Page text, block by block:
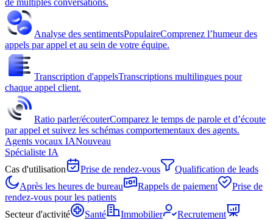
de multiples conversations.
Analyse des sentimentsPopulaireComprenez l’humeur des
appels par appel et au sein de votre équipe.
Transcription d'appelsTranscriptions multilingues pour
chaque appel client.
Ratio parler/écouterComparez le temps de parole et d’écoute
par appel et suivez les schémas comportementaux des agents.
Agents vocaux IANouveau
Spécialiste IA
Cas d'utilisation
Prise de rendez-vous
Qualification de leads
Après les heures de bureau
Rappels de paiement
Prise de
rendez-vous pour les patients
Secteur d'activité
Santé Immobilier
Recrutement